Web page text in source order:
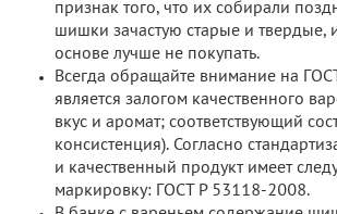
признак того, что их собирали
шишки зачастую старые и твердые,
основе лучше не покупать.
Всегда обращайте внимание на
является залогом качественного
вкус и аромат; соответствующий
консистенция). Согласно
и качественный продукт имеет
маркировку: ГОСТ Р 53118-2008.